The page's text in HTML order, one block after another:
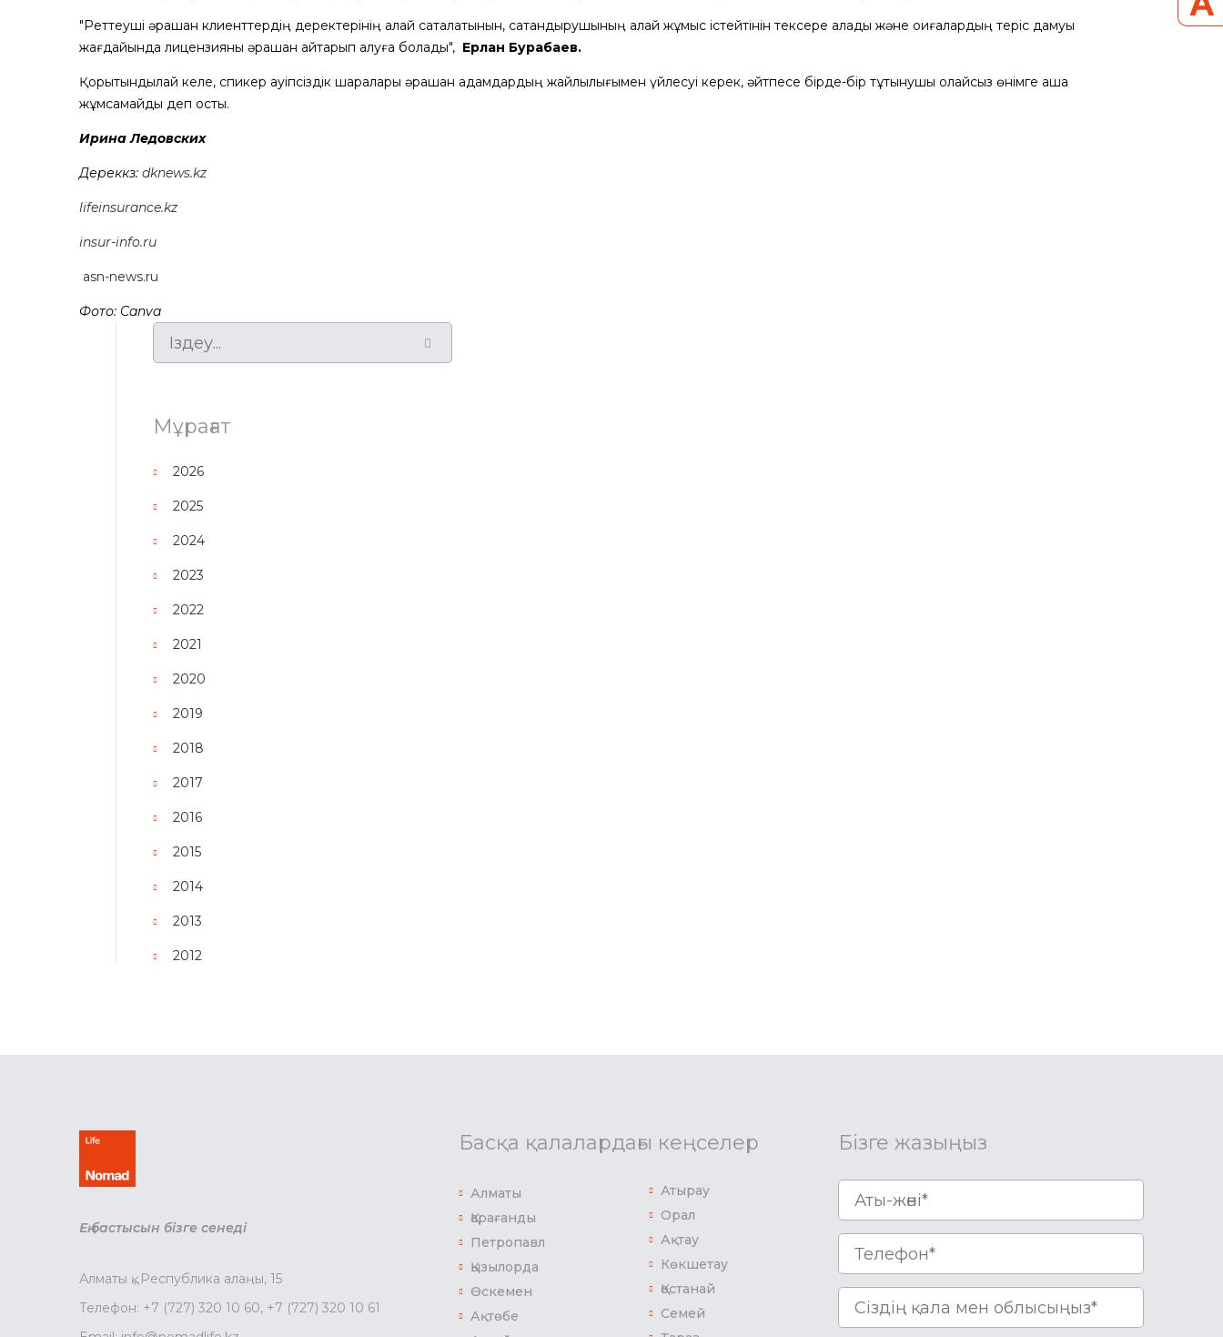
"Реттеуші әрқашан клиенттердің деректерінің қалай сақталатынын, сақтандырушының қалай жұмыс істейтінін тексере алады және оқиғалардың теріс дамуы
жағдайында лицензияны әрқашан қайтарып алуға болады", Ерлан Бурабаев.
Қорытындылай келе, спикер қауіпсіздік шаралары әрқашан адамдардың жайлылығымен үйлесуі керек, әйтпесе бірде-бір тұтынушы қолайсыз өнімге ақша
жұмсамайды деп қосты.
Ирина Ледовских
Дереккөз: dknews.kz
lifeinsurance.kz
insur-info.ru
asn-news.ru
Фото: Canva
Мұрағат
2026
2025
2024
2023
2022
2021
2020
2019
2018
2017
2016
2015
2014
2013
2012
Ең бастысын бізге сенеді
Алматы қ., Республика алаңы, 15
Телефон: +7 (727) 320 10 60, +7 (727) 320 10 61
Басқа қалалардағы кеңселер
Алматы
Қарағанды
Петропавл
Қызылорда
Өскемен
Ақтөбе
Атырау
Орал
Ақтау
Көкшетау
Қостанай
Семей
Бізге жазыңыз